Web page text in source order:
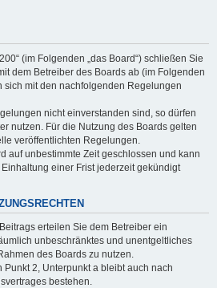
(im Folgenden „das Board“) schließen Sie
dem Betreiber des Boards ab (im Folgenden
sich mit den nachfolgenden Regelungen
nicht einverstanden sind, so dürfen
nutzen. Für die Nutzung des Boards gelten
veröffentlichten Regelungen.
auf unbestimmte Zeit geschlossen und kann
einer Frist jederzeit gekündigt
erteilen Sie dem Betreiber ein
unbeschränktes und unentgeltliches
des Boards zu nutzen.
Punkt 2, Unterpunkt a bleibt auch nach
bestehen.